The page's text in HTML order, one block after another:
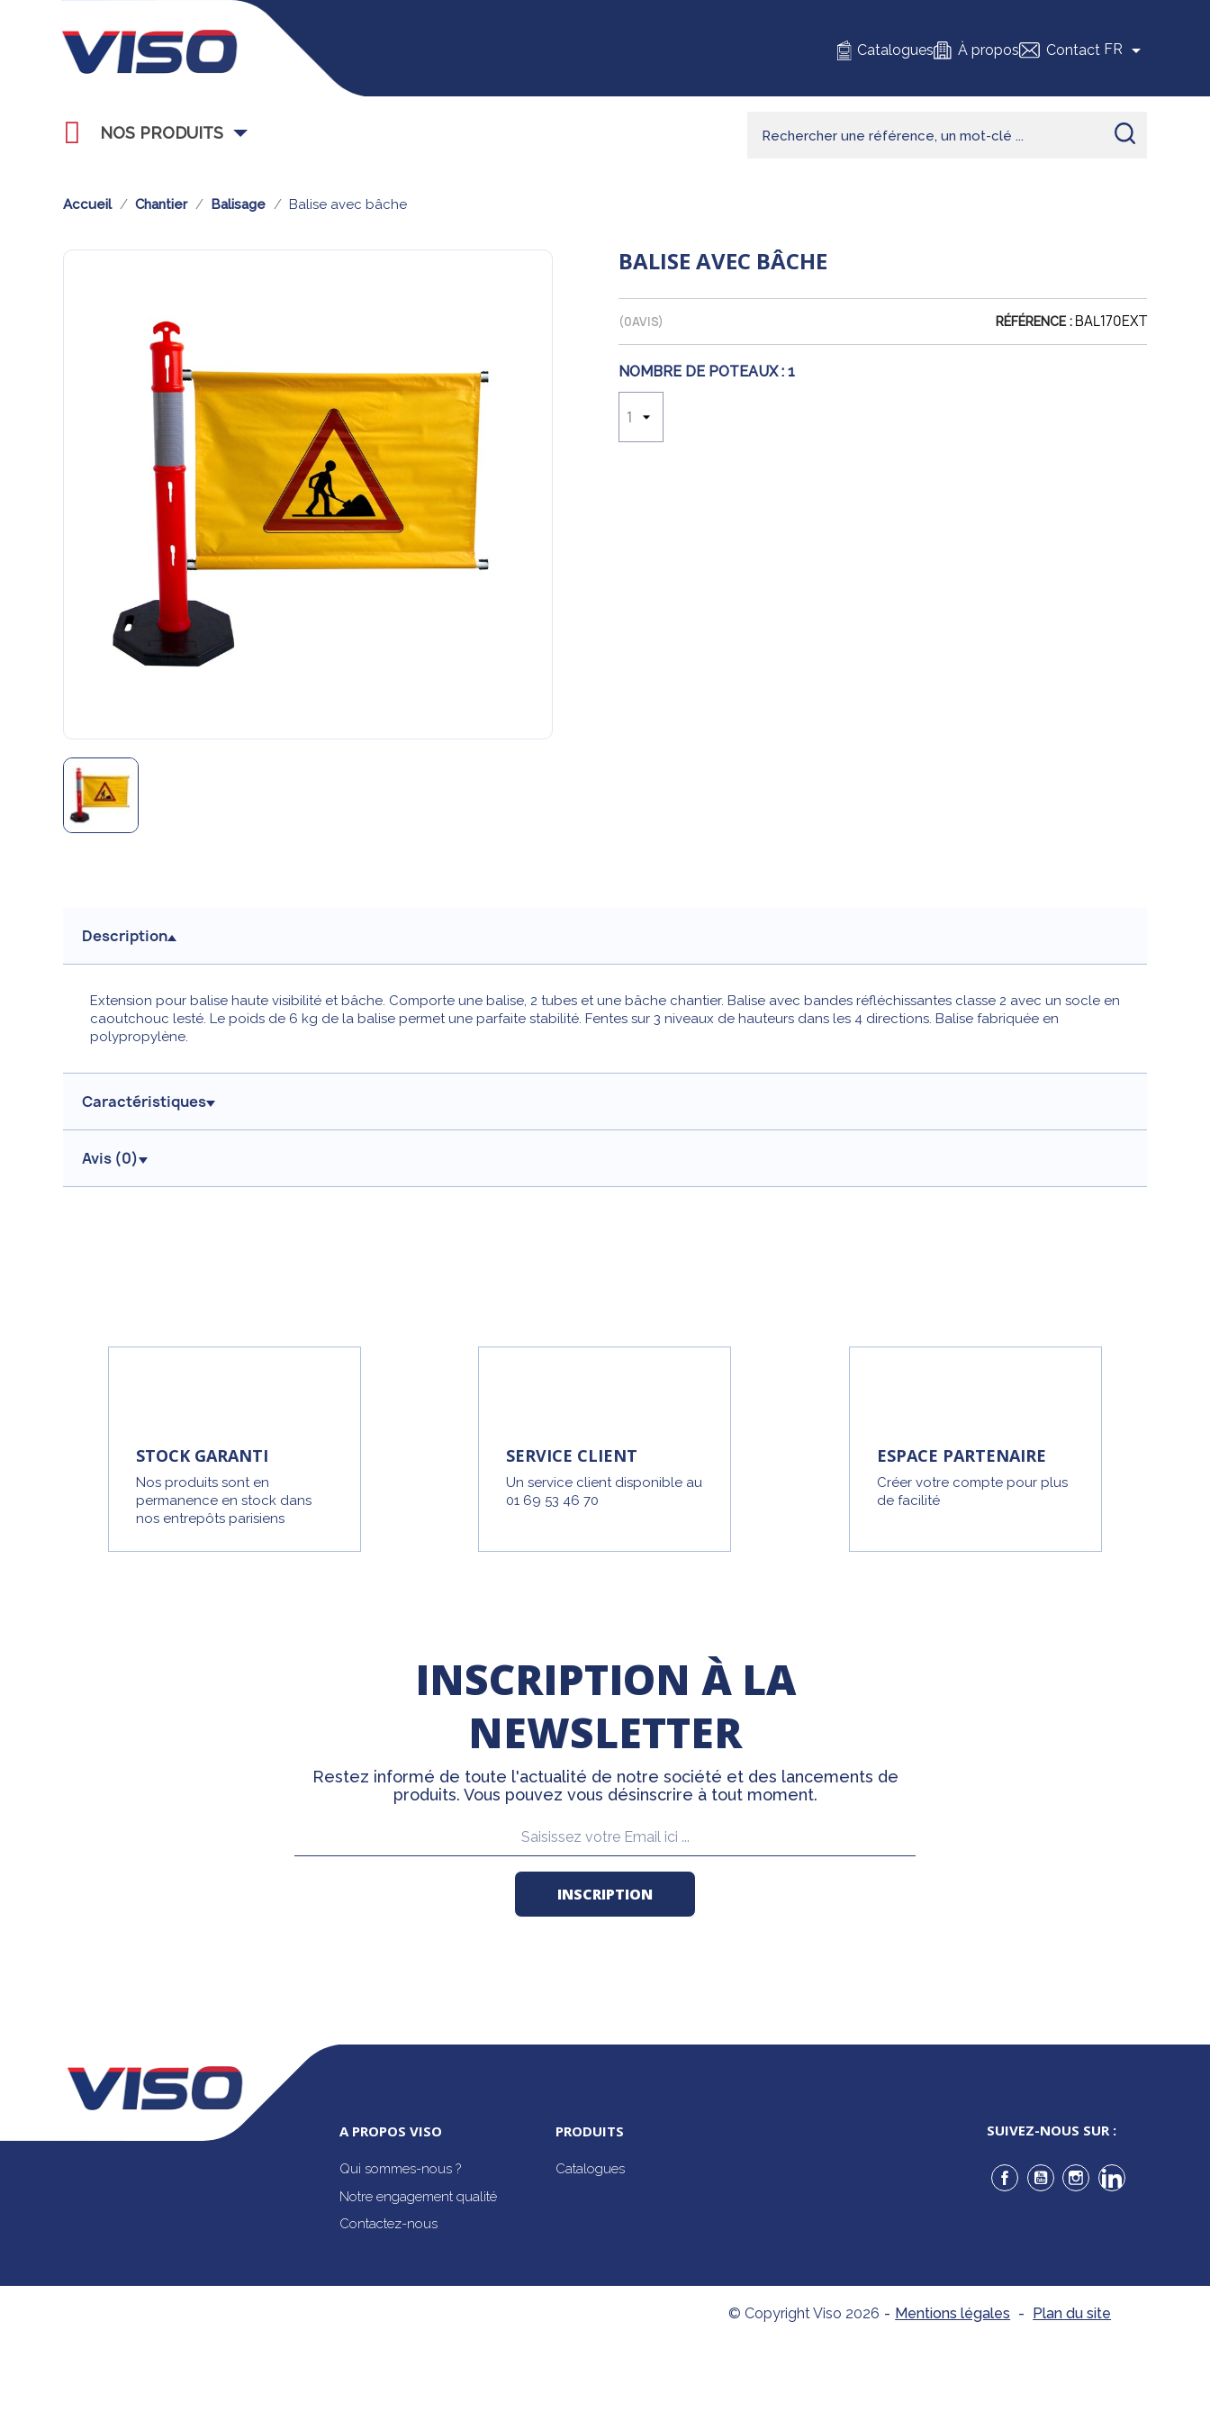
Catalogues À propos Contact FR 
NOS PRODUITS
Accueil Chantier Balisage Balise avec bâche
BALISE AVEC BÂCHE
(0AVIS) RÉFÉRENCE : BAL170EXT
NOMBRE DE POTEAUX : 1
Description
Extension pour balise haute visibilité et bâche. Comporte une balise, 2 tubes et une bâche chantier. Balise avec bandes réfléchissantes classe 2 avec un socle en
caoutchouc lesté. Le poids de 6 kg de la balise permet une parfaite stabilité. Fentes sur 3 niveaux de hauteurs dans les 4 directions. Balise fabriquée en
polypropylène.
Caractéristiques
Avis (0)
STOCK GARANTI
Nos produits sont en
permanence en stock dans
nos entrepôts parisiens
SERVICE CLIENT
Un service client disponible au
01 69 53 46 70
ESPACE PARTENAIRE
Créer votre compte pour plus
de facilité
INSCRIPTION À LA
NEWSLETTER
Restez informé de toute l'actualité de notre société et des lancements de
produits. Vous pouvez vous désinscrire à tout moment.
A PROPOS VISO
Qui sommes-nous ?
Notre engagement qualité
Contactez-nous
PRODUITS
Catalogues
SUIVEZ-NOUS SUR :
Facebook
YouTubeInstagramLinkedIn
© Copyright Viso 2026 - Mentions légales - Plan du site